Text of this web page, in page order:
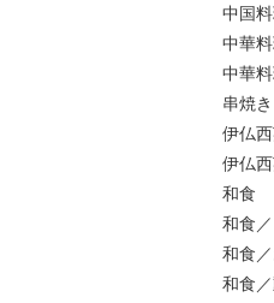
中国
中華
中華
串焼き
伊仏
伊仏
和食
和食
和食
和食